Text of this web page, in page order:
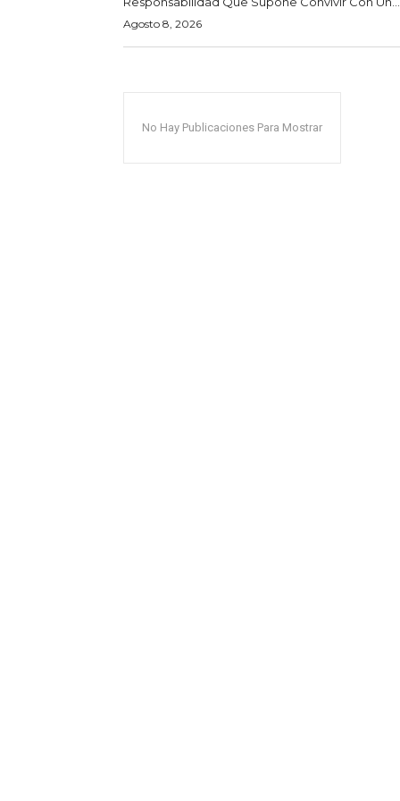
Agosto 8, 2026
No Hay Publicaciones Para Mostrar